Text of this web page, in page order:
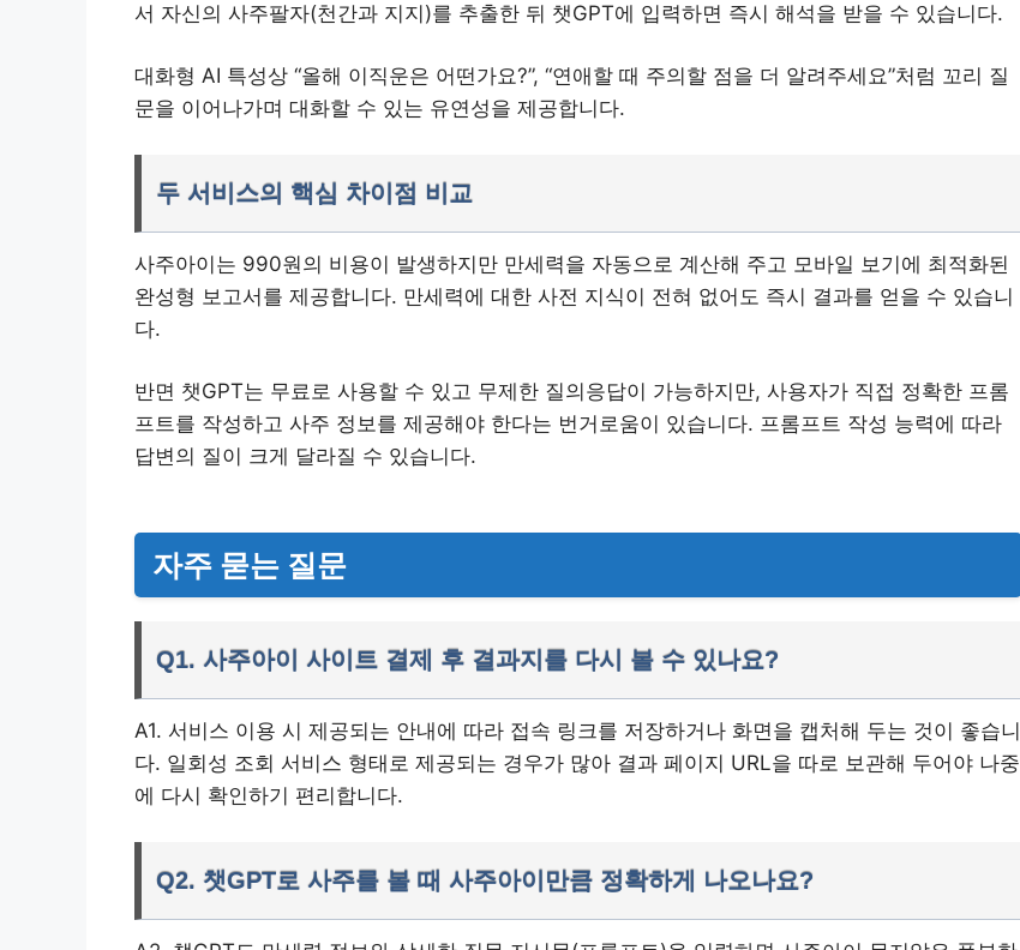
서 자신의 사주팔자(천간과 지지)를 추출한 뒤 챗GPT에 입력하면 즉시 해석을 받을 수 있습니다.
대화형 AI 특성상 “올해 이직운은 어떤가요?”, “연애할 때 주의할 점을 더 알려주세요”처럼 꼬리 질
문을 이어나가며 대화할 수 있는 유연성을 제공합니다.
두 서비스의 핵심 차이점 비교
사주아이는 990원의 비용이 발생하지만 만세력을 자동으로 계산해 주고 모바일 보기에 최적화된
완성형 보고서를 제공합니다. 만세력에 대한 사전 지식이 전혀 없어도 즉시 결과를 얻을 수 있습니
다.
반면 챗GPT는 무료로 사용할 수 있고 무제한 질의응답이 가능하지만, 사용자가 직접 정확한 프롬
프트를 작성하고 사주 정보를 제공해야 한다는 번거로움이 있습니다. 프롬프트 작성 능력에 따라
답변의 질이 크게 달라질 수 있습니다.
자주 묻는 질문
Q1. 사주아이 사이트 결제 후 결과지를 다시 볼 수 있나요?
A1. 서비스 이용 시 제공되는 안내에 따라 접속 링크를 저장하거나 화면을 캡처해 두는 것이 좋습니
다. 일회성 조회 서비스 형태로 제공되는 경우가 많아 결과 페이지 URL을 따로 보관해 두어야 나중
에 다시 확인하기 편리합니다.
Q2. 챗GPT로 사주를 볼 때 사주아이만큼 정확하게 나오나요?